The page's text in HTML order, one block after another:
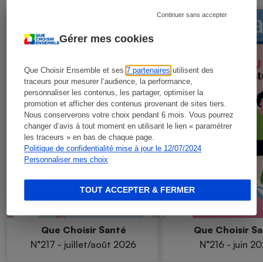
Gérer mes cookies
Que Choisir Ensemble et ses7 partenaires utilisent des
traceurs pour mesurer l’audience, la performance,
personnaliser les contenus, les partager, optimiser la
promotion et afficher des contenus provenant de sites tiers.
Nous conserverons votre choix pendant 6 mois. Vous pourrez
changer d’avis à tout moment en utilisant le lien « paramétrer
les traceurs » en bas de chaque page.
Politique de confidentialité mise à jour le 12/07/2024
Personnaliser mes choix
Continuer sans accepter
TOUT ACCEPTER & FERMER
Que Choisir Santé
N°217 - juillet/août 2026
Que Choisir
N°216 - juin